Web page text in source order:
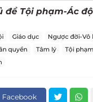
đề Tội phạm-Ác
Giáo dục Ngược đời-Vô
quyền
Tâm lý
Tội
Facebook